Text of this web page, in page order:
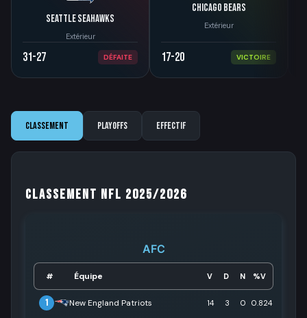
Seattle Seahawks
Extérieur
31-27 DÉFAITE
Chicago Bears
Extérieur
17-20 VICTOIRE
Classement Playoffs Effectif
Classement NFL 2025/2026
AFC
# Équipe V D N %V
1 New England Patriots 14 3 0 0.824